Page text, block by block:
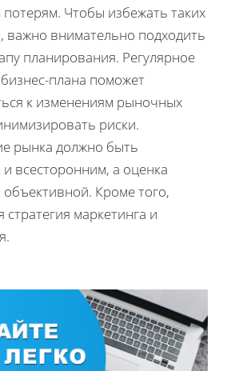
Чтобы избежать таких
важно внимательно подходить
планирования. Регулярное
плана поможет
к изменениям рыночных
риски.
рынка должно быть
всесторонним, а оценка
объективной. Кроме того,
стратегия маркетинга и